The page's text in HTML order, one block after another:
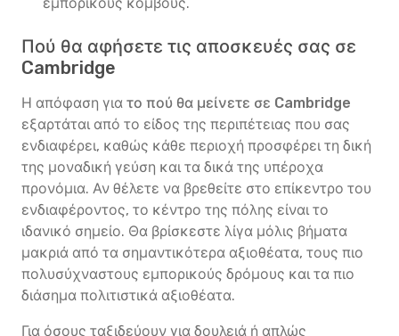
Πού θα αφήσετε τις αποσκευές σας σε
Cambridge
Η απόφαση για το πού θα μείνετε σε Cambridge
εξαρτάται από το είδος της περιπέτειας που σας
ενδιαφέρει, καθώς κάθε περιοχή προσφέρει τη δική
της μοναδική γεύση και τα δικά της υπέροχα
προνόμια. Αν θέλετε να βρεθείτε στο επίκεντρο του
ενδιαφέροντος, το κέντρο της πόλης είναι το
ιδανικό σημείο. Θα βρίσκεστε λίγα μόλις βήματα
μακριά από τα σημαντικότερα αξιοθέατα, τους πιο
πολυσύχναστους εμπορικούς δρόμους και τα πιο
διάσημα πολιτιστικά αξιοθέατα.
Για όσους ταξιδεύουν για δουλειά ή απλώς